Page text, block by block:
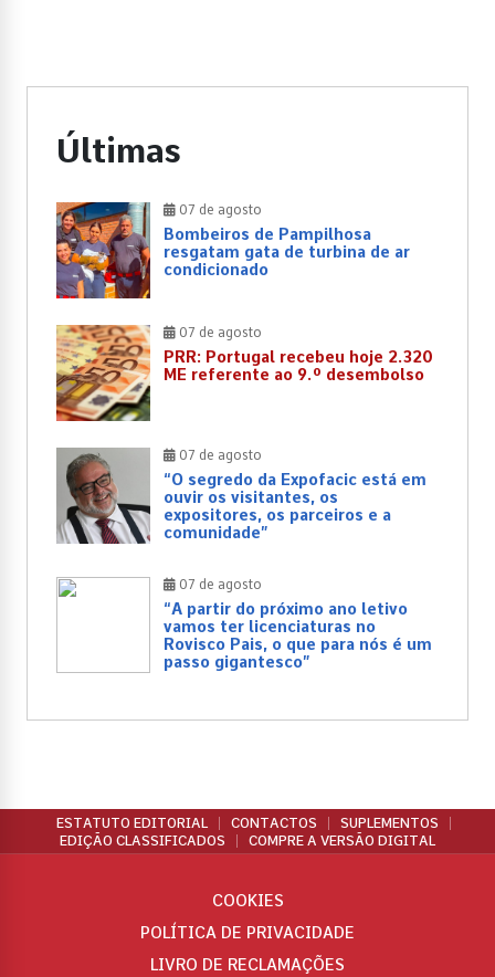
Últimas
07 de agosto
Bombeiros de Pampilhosa
resgatam gata de turbina de ar
condicionado
07 de agosto
PRR: Portugal recebeu hoje 2.320
ME referente ao 9.º desembolso
07 de agosto
“O segredo da Expofacic está em
ouvir os visitantes, os
expositores, os parceiros e a
comunidade”
07 de agosto
“A partir do próximo ano letivo
vamos ter licenciaturas no
Rovisco Pais, o que para nós é um
passo gigantesco”
ESTATUTO EDITORIAL CONTACTOS
SUPLEMENTOS
EDIÇÃO CLASSIFICADOS
COMPRE A VERSÃO DIGITAL
COOKIES
POLÍTICA DE PRIVACIDADE
LIVRO DE RECLAMAÇÕES